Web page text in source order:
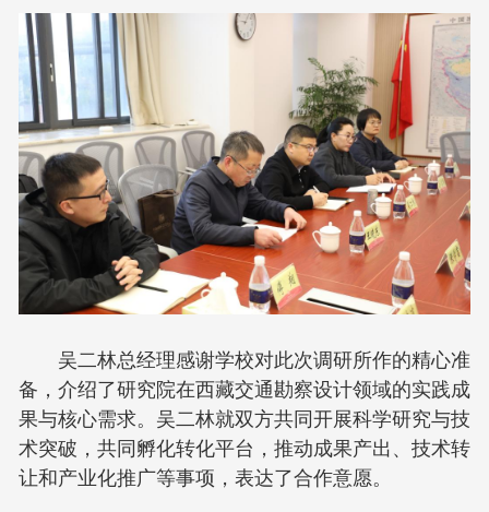
吴二林总经理感谢学校对此次调研所作的精心准
备，介绍了研究院在西藏交通勘察设计领域的实践成
果与核心需求。吴二林就双方共同开展科学研究与技
术突破，共同孵化转化平台，推动成果产出、技术转
让和产业化推广等事项，表达了合作意愿。